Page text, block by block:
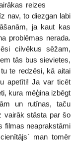
reizes
nav, to diezgan labi
ja kaut kas
problēmas nerada.
cilvēkus sēžam,
tās bus sievietes,
te redzēsi, kā aitai
apetīti! Ja var ticēt
kura mēģina izbēgt
un rutīnas, taču
vairāk stāsta par šo
filmas neaprakstāmi
man tomēr